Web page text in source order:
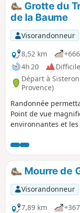
Grotte du
de la Baume
Visorandonneur
8,52 km
4h 20
Difficile
Départ à
Provence)
Randonnée
Point de vue
environnantes et
Mais, pour cela, il
Grotte du Trou de
à ce parcours. Au
aussi des mains
balcon.
Mourre de
Visorandonneur
7,89 km